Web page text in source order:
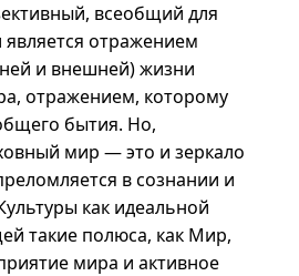
всеобщий для
отражением
и внешней) жизни
отражением, которому
бытия. Но,
мир — это и зеркало
в сознании и
как идеальной
такие полюса, как Мир,
мира и активное